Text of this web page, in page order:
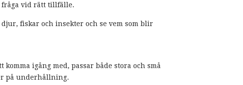
fråga vid rätt tillfälle.
djur, fiskar och insekter och se vem som blir
komma igång med, passar både stora och små
på underhållning.